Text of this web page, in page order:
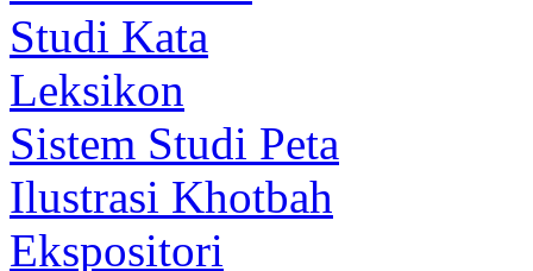
Studi Kata
Leksikon
Sistem Studi Peta
Ilustrasi Khotbah
Ekspositori